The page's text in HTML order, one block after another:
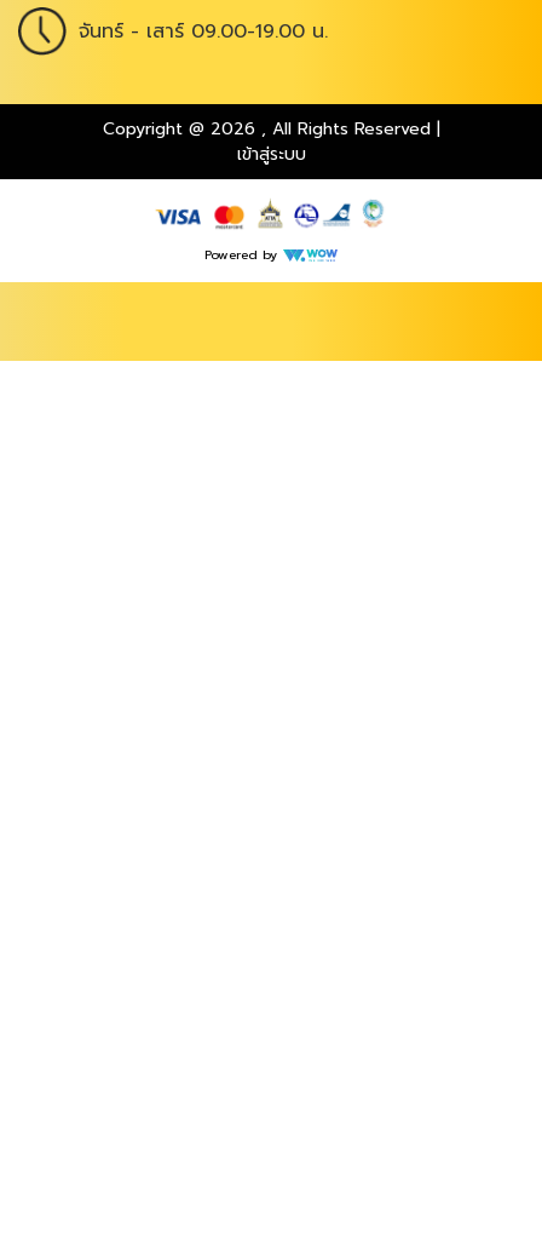
จันทร์ - เสาร์ 09.00-19.00 น.
Copyright @ 2026 , All Rights Reserved|
เข้าสู่ระบบ
Powered by